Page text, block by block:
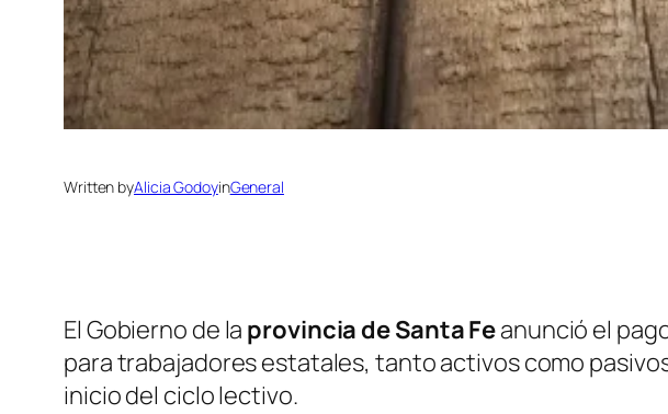
Written byAlicia GodoyinGeneral
El Gobierno de la provincia de Santa Feanunció el
para trabajadores estatales, tanto activos como
inicio del ciclo lectivo.